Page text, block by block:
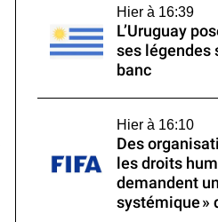
Hier à 16:39
L’Uruguay
ses légendes
banc
Hier à 16:10
Des
les droits
demandent
systémique »